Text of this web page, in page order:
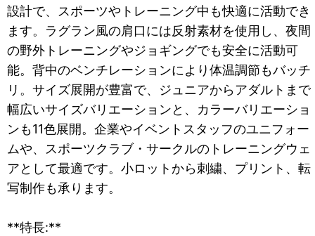
設計で、スポーツやトレーニング中も快適に活動でき
ます。ラグラン風の肩口には反射素材を使用し、夜間
の野外トレーニングやジョギングでも安全に活動可
能。背中のベンチレーションにより体温調節もバッチ
リ。サイズ展開が豊富で、ジュニアからアダルトまで
幅広いサイズバリエーションと、カラーバリエーショ
ンも11色展開。企業やイベントスタッフのユニフォー
ムや、スポーツクラブ・サークルのトレーニングウェ
アとして最適です。小ロットから刺繍、プリント、転
写制作も承ります。
**特長:**